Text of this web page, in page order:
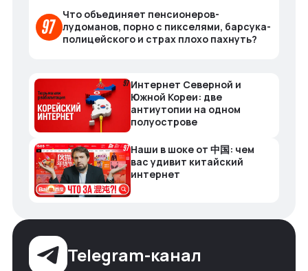
Что объединяет пенсионеров-
лудоманов, порно с пикселями, барсука-
полицейского и страх плохо пахнуть?
Интернет Северной и
Южной Кореи: две
антиутопии на одном
полуострове
Наши в шоке от 中国: чем
вас удивит китайский
интернет
Telegram-канал